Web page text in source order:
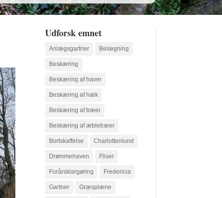
Udforsk emnet
Anlægsgartner Belægning
Beskæring
Beskæring af haver
Beskæring af hæk
Beskæring af træer
Beskæring af æbletræer
Bortskaffelse Charlottenlund
Drømmehaven Fliser
Forårsklargøring Fredericia
Gartner Græsplæne